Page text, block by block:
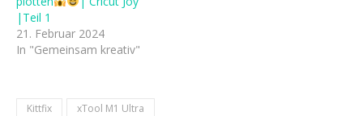
|Teil 1
21. Februar 2024
In "Gemeinsam kreativ"
Kittfix xTool M1 Ultra